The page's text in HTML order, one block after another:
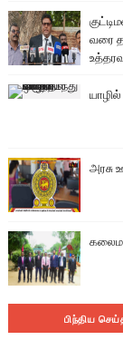
வரை
அரசு
பிந்திய